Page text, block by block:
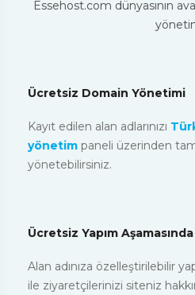
Essehost.com dünyasının
Ücretsiz Domain Yönetimi
Kayıt edilen alan adlarınızı
yönetim paneli üzerinden
yönetebilirsiniz.
Ücretsiz Yapım Aşamasında
Alan adınıza özelleştirilebilir
ile ziyaretçilerinizi siteniz